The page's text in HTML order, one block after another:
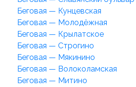
Беговая — Кунцевская
Беговая — Молодёжная
Беговая — Крылатское
Беговая — Строгино
Беговая — Мякинино
Беговая — Волоколамская
Беговая — Митино